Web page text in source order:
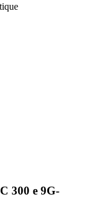
300 e 9G-